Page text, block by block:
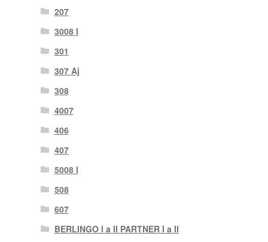
207
3008 I
301
307 Aj
308
4007
406
407
5008 I
508
607
BERLINGO I a II PARTNER I a II